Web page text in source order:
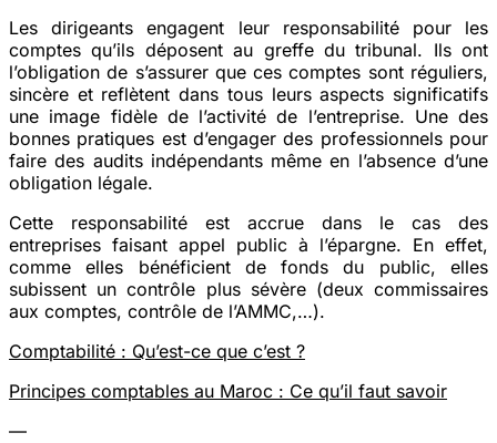
Les dirigeants engagent leur responsabilité pour les
comptes qu’ils déposent au greffe du tribunal. Ils ont
l’obligation de s’assurer que ces comptes sont réguliers,
sincère et reflètent dans tous leurs aspects significatifs
une image fidèle de l’activité de l’entreprise. Une des
bonnes pratiques est d’engager des professionnels pour
faire des audits indépendants même en l’absence d’une
obligation légale.
Cette responsabilité est accrue dans le cas des
entreprises faisant appel public à l’épargne. En effet,
comme elles bénéficient de fonds du public, elles
subissent un contrôle plus sévère (deux commissaires
aux comptes, contrôle de l’AMMC,…).
Comptabilité : Qu’est-ce que c’est ?
Principes comptables au Maroc : Ce qu’il faut savoir
—